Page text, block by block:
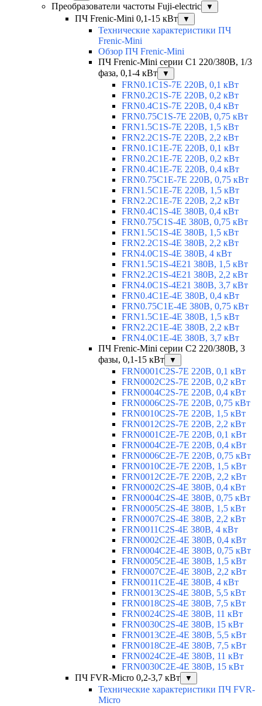
Преобразователи частоты Fuji-electric ▼
ПЧ Frenic-Mini 0,1-15 кВт ▼
Технические характеристики ПЧ
Frenic-Mini
Обзор ПЧ Frenic-Mini
ПЧ Frenic-Mini серии C1 220/380В, 1/3
фаза, 0,1-4 кВт
▼
FRN0.1C1S-7E 220В, 0,1 кВт
FRN0.2C1S-7E 220В, 0,2 кВт
FRN0.4C1S-7E 220В, 0,4 кВт
FRN0.75C1S-7E 220В, 0,75 кВт
FRN1.5C1S-7E 220В, 1,5 кВт
FRN2.2C1S-7E 220В, 2,2 кВт
FRN0.1C1E-7E 220В, 0,1 кВт
FRN0.2C1E-7E 220В, 0,2 кВт
FRN0.4C1E-7E 220В, 0,4 кВт
FRN0.75C1E-7E 220В, 0,75 кВт
FRN1.5C1E-7E 220В, 1,5 кВт
FRN2.2C1E-7E 220В, 2,2 кВт
FRN0.4C1S-4E 380В, 0,4 кВт
FRN0.75C1S-4E 380В, 0,75 кВт
FRN1.5C1S-4E 380В, 1,5 кВт
FRN2.2C1S-4E 380В, 2,2 кВт
FRN4.0C1S-4E 380В, 4 кВт
FRN1.5C1S-4E21 380В, 1,5 кВт
FRN2.2C1S-4E21 380В, 2,2 кВт
FRN4.0C1S-4E21 380В, 3,7 кВт
FRN0.4C1E-4E 380В, 0,4 кВт
FRN0.75C1E-4E 380В, 0,75 кВт
FRN1.5C1E-4E 380В, 1,5 кВт
FRN2.2C1E-4E 380В, 2,2 кВт
FRN4.0C1E-4E 380В, 3,7 кВт
ПЧ Frenic-Mini серии С2 220/380В, 3
фазы, 0,1-15 кВт
▼
FRN0001C2S-7E 220В, 0,1 кВт
FRN0002C2S-7E 220В, 0,2 кВт
FRN0004C2S-7E 220В, 0,4 кВт
FRN0006C2S-7E 220В, 0,75 кВт
FRN0010C2S-7E 220В, 1,5 кВт
FRN0012C2S-7E 220В, 2,2 кВт
FRN0001C2E-7E 220В, 0,1 кВт
FRN0004C2E-7E 220В, 0,4 кВт
FRN0006C2E-7E 220В, 0,75 кВт
FRN0010C2E-7E 220В, 1,5 кВт
FRN0012C2E-7E 220В, 2,2 кВт
FRN0002C2S-4E 380В, 0,4 кВт
FRN0004C2S-4E 380В, 0,75 кВт
FRN0005C2S-4E 380В, 1,5 кВт
FRN0007C2S-4E 380В, 2,2 кВт
FRN0011C2S-4E 380В, 4 кВт
FRN0002C2E-4E 380В, 0,4 кВт
FRN0004C2E-4E 380В, 0,75 кВт
FRN0005C2E-4E 380В, 1,5 кВт
FRN0007C2E-4E 380В, 2,2 кВт
FRN0011C2E-4E 380В, 4 кВт
FRN0013C2S-4E 380В, 5,5 кВт
FRN0018C2S-4E 380В, 7,5 кВт
FRN0024C2S-4E 380В, 11 кВт
FRN0030C2S-4E 380В, 15 кВт
FRN0013C2E-4E 380В, 5,5 кВт
FRN0018C2E-4E 380В, 7,5 кВт
FRN0024C2E-4E 380В, 11 кВт
FRN0030C2E-4E 380В, 15 кВт
ПЧ FVR-Micro 0,2-3,7 кВт
▼
Технические характеристики ПЧ FVR-
Micro